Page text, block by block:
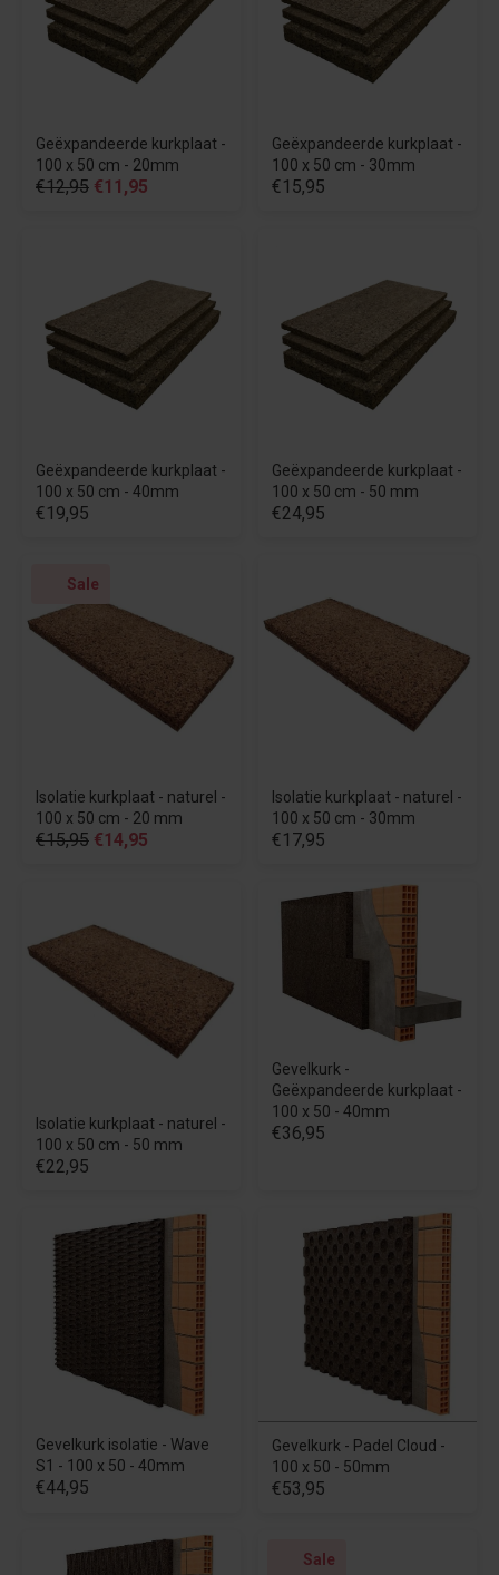
Geëxpandeerde kurkplaat -
100 x 50 cm - 20mm
€12,95 €11,95
Geëxpandeerde kurkplaat -
100 x 50 cm - 30mm
€15,95
Geëxpandeerde kurkplaat -
100 x 50 cm - 40mm
€19,95
Geëxpandeerde kurkplaat -
100 x 50 cm - 50 mm
€24,95
Sale
Isolatie kurkplaat - naturel -
100 x 50 cm - 20 mm
€15,95 €14,95
Isolatie kurkplaat - naturel -
100 x 50 cm - 30mm
€17,95
Isolatie kurkplaat - naturel -
100 x 50 cm - 50 mm
€22,95
Gevelkurk -
Geëxpandeerde kurkplaat -
100 x 50 - 40mm
€36,95
Gevelkurk isolatie - Wave
S1 - 100 x 50 - 40mm
€44,95
Gevelkurk - Padel Cloud -
100 x 50 - 50mm
€53,95
Sale